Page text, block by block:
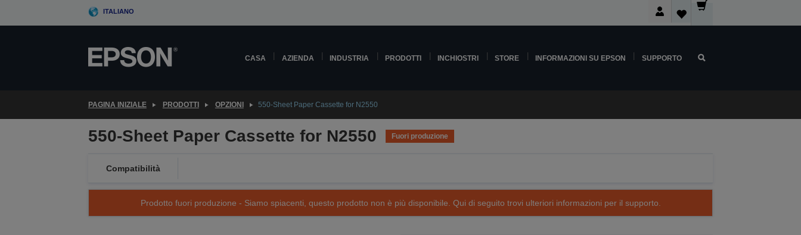
ITALIANO
CASA AZIENDA INDUSTRIA PRODOTTI INCHIOSTRI STORE INFORMAZIONI SU EPSON SUPPORTO
PAGINA INIZIALE PRODOTTI OPZIONI 550-Sheet Paper Cassette for N2550
550-Sheet Paper Cassette for N2550 Fuori produzione
Compatibilità
Prodotto fuori produzione - Siamo spiacenti, questo prodotto non è più disponibile. Qui di seguito trovi ulteriori informazioni per il supporto.